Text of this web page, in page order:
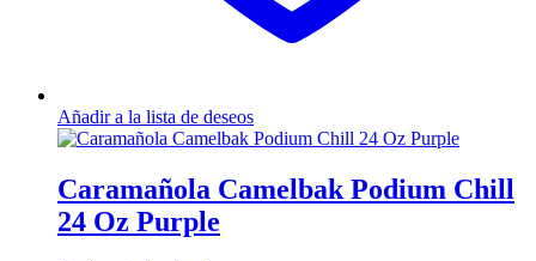
Añadir a la lista de deseos
Caramañola Camelbak Podium Chill
24 Oz Purple